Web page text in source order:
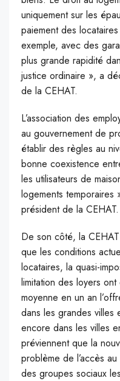
uniquement sur les
paiement des
exemple, avec des
plus grande rapidité
justice ordinaire », a
de la CEHAT.
L’association des
au gouvernement de
établir des règles au
bonne coexistence
les utilisateurs de
logements temporaires
président de la CEHAT.
De son côté, la
que les conditions
locataires, la quasi-
limitation des loyers
moyenne en un an
dans les grandes villes
encore dans les villes
préviennent que la
problème de l’accès
des groupes sociaux